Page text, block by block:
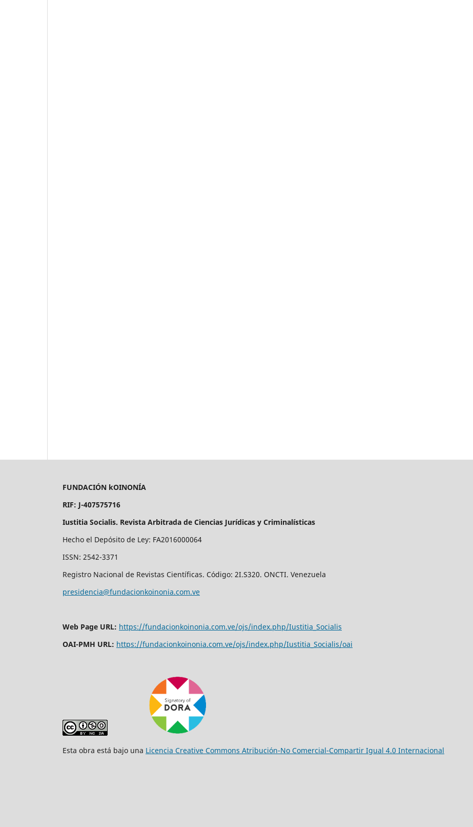
FUNDACIÓN kOINONÍA
RIF: J-407575716
Iustitia Socialis. Revista Arbitrada de Ciencias Jurídicas y Criminalísticas
Hecho el Depósito de Ley: FA2016000064
ISSN: 2542-3371
Registro Nacional de Revistas Científicas. Código: 2I.S320. ONCTI. Venezuela
presidencia@fundacionkoinonia.com.ve
Web Page URL: https://fundacionkoinonia.com.ve/ojs/index.php/Iustitia_Socialis
OAI-PMH URL: https://fundacionkoinonia.com.ve/ojs/index.php/Iustitia_Socialis/oai
Esta obra está bajo una Licencia Creative Commons Atribución-No Comercial-Compartir Igual 4.0 Internacional